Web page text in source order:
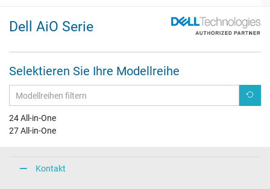
Dell AiO Serie
Selektieren Sie Ihre Modellreihe
24 All-in-One
27 All-in-One
Kontakt